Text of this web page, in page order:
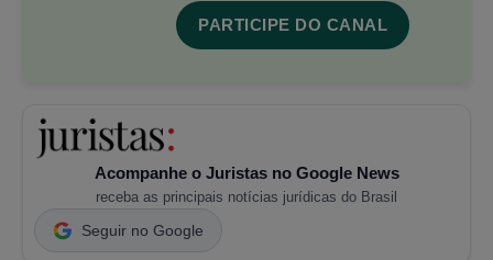
PARTICIPE DO CANAL
Acompanhe o Juristas no Google News
receba as principais notícias jurídicas do Brasil
Seguir no Google